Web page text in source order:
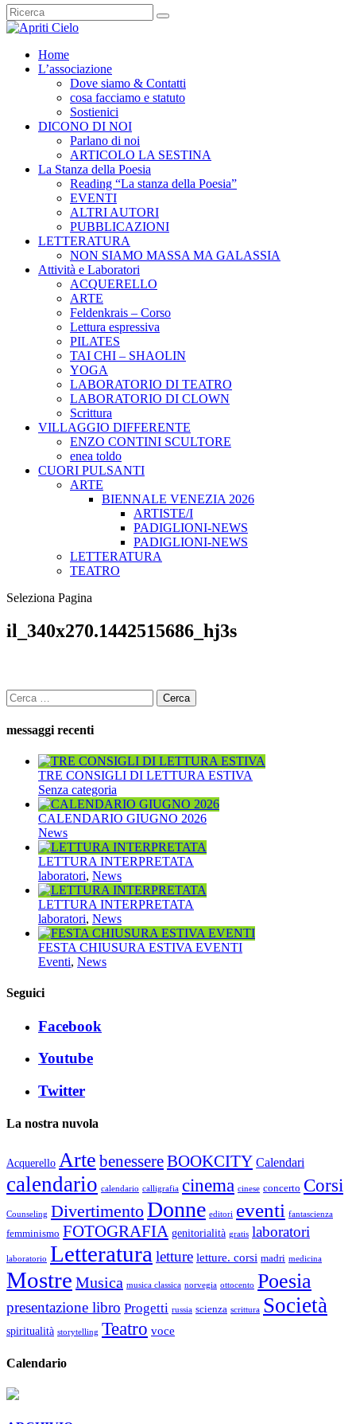
Home
L’associazione
Dove siamo & Contatti
cosa facciamo e statuto
Sostienici
DICONO DI NOI
Parlano di noi
ARTICOLO LA SESTINA
La Stanza della Poesia
Reading “La stanza della Poesia”
EVENTI
ALTRI AUTORI
PUBBLICAZIONI
LETTERATURA
NON SIAMO MASSA MA GALASSIA
Attività e Laboratori
ACQUERELLO
ARTE
Feldenkrais – Corso
Lettura espressiva
PILATES
TAI CHI – SHAOLIN
YOGA
LABORATORIO DI TEATRO
LABORATORIO DI CLOWN
Scrittura
VILLAGGIO DIFFERENTE
ENZO CONTINI SCULTORE
enea toldo
CUORI PULSANTI
ARTE
BIENNALE VENEZIA 2026
ARTISTE/I
PADIGLIONI-NEWS
PADIGLIONI-NEWS
LETTERATURA
TEATRO
Seleziona Pagina
il_340x270.1442515686_hj3s
Ricerca
per:
messaggi recenti
TRE CONSIGLI DI LETTURA ESTIVA
Senza categoria
CALENDARIO GIUGNO 2026
News
LETTURA INTERPRETATA
laboratori, News
LETTURA INTERPRETATA
laboratori, News
FESTA CHIUSURA ESTIVA EVENTI
Eventi, News
Seguici
Facebook
Youtube
Twitter
La nostra nuvola
Acquerello Arte benessereBOOKCITY Calendari
calendario calendario calligrafia cinema cinese concerto Corsi
Counseling DivertimentoDonne editori eventi fantascienza
femminismo FOTOGRAFIA genitorialità gratis laboratori
laboratorio Letteratura letture letture. corsi madri medicina
Mostre Musica musica classica norvegia ottocento Poesia
presentazione libro Progetti russia scienza scrittura Società
spiritualità storytelling Teatro voce
Calendario